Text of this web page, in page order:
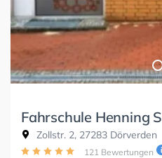
Fahrschule Henning
Zollstr. 2, 27283 Dörverden
121 Bewertungen